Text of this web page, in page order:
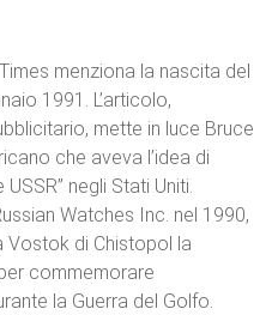
menziona la nascita del
1991. L’articolo,
mette in luce Bruce
che aveva l’idea di
negli Stati Uniti.
Watches Inc. nel 1990,
di Chistopol la
commemorare
la Guerra del Golfo.